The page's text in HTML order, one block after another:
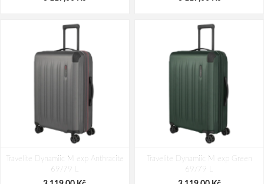
Travelite Dynamiic M exp Anthracite
69/79 L
Travelite Dynamiic M exp Green
69/79 L